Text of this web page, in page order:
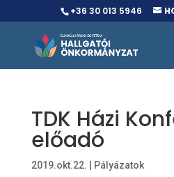
+36 30 013 5946
TDK Házi
előadó
2019.okt.22. Pályázatok